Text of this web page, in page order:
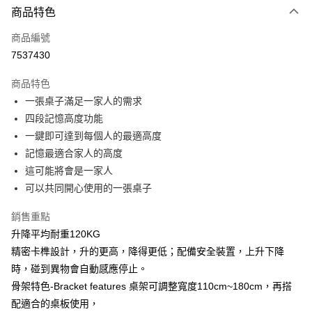
台新國際商業銀行
元大商業銀行
玉山商業銀行
台新國際商業銀行
台灣樂天信用卡公司
全盈+PAY
大哥付你分期
相關說明
1.本服務由台灣大哥大提供，台灣大哥大用戶可立即使用無須另外申請。
2.付款方式選擇「大哥付你分期」，訂單成立後會自動跳轉到大哥付的交易
流程，驗證手機門號後，選擇欲分期的期數、繳款截止日，確認付款後即完
成交易。
3.實際核准額度、可分期數及費用金額請依後續交易確認頁面所載為準。
消。如遇「轉專審核」未通過狀況，表示未達大哥付你分期系統評分，恕無
法說明評估內容。
【繳款方式說明】
1.分期款項不併入電信帳單，「大哥付你分期」於每月結算日後寄送繳費提
2.透過簡訊連結打開帳單後，可選擇「超商條碼／台灣大直營門市／銀行轉
帳／街口支付／iPASS MONEY」等通路繳費。
【注意事項】
1.本服務係由「台灣大哥大股份有限公司」（以下簡稱本公司）所提供，讓
用戶於交易時，得透過本服務購買商品或服務，並由商店將買賣／分期付款
2.基於同意付款使用「大哥付你分期」之契約關係目的，商店將以您的個人
AFTEE先享後付
相關說明
【關於「AFTEE先享後付」】
AFTEE先享後付是「在收到商品之後才付款」的支付方式。 讓您購物簡單
便利好安心！
１．簡單：不需註冊會員、不需綁卡、不需儲值。
３．安心：先確認商品／服務後，再付款。
１．於結帳方式選擇「AFTEE先享後付」後，將跳轉至「AFTEE先享後付」
２．訂單成立數日內，您將收到繳費通知簡訊。
３．收到繳費通知簡訊後14天內，點擊此簡訊中的連結，可透過四大超商／
ATM／網路銀行／等多元方式進行付款，方視為交易完成。
※ 請注意：結帳手續完成當下不需立刻繳費，但若您需要取消訂單，請聯絡
購買商品的店家。未經商家同意取消之訂單仍視為有效，需透過AFTEE先享
後付繳納相關費用。
運送方式
宅配/貨運（特殊地區下單前請先確認運費是否需加價）
每筆NT$130，滿NT$699(含以上)免運費
商品特色
商品編號
7537430
商品特色
一張桌子滿足一家人的需求
四段記憶高度功能
一鍵即可達到每個人的最適高度
記憶最適合家人的高度
這可能將會是一家人
可以共同開心使用的一張桌子
銷售重點
升降平均耐重120KG
精密卡榫設計，升的更高，降得更低；配備安全裝置，上升下降
時，碰到異物會自動感應停止。
骨架特色-Bracket features 桌架可調整寬度110cm~180cm，再搭
配適合的桌板使用，